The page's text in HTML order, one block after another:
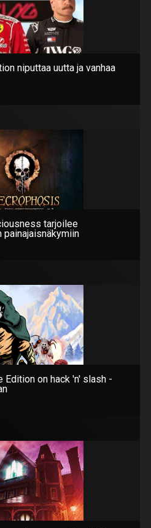
niputtaa uutta ja vanhaa
tarjoilee
Edition on hack 'n' slash -